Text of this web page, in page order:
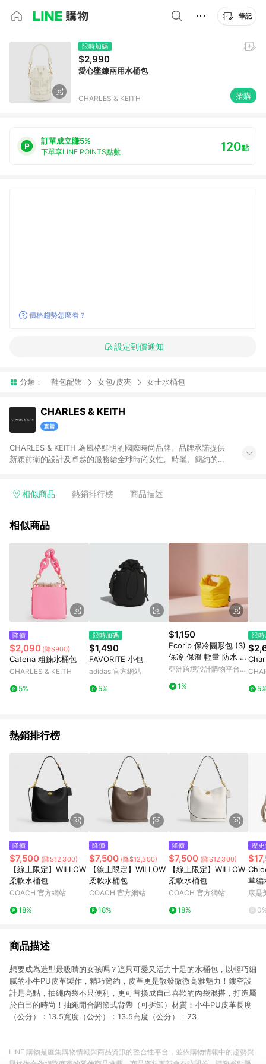
筆記
限時加碼
$2,990
愛心墜鍊兩用水桶包
CHARLES & KEITH 搶購
訂單成立賺5%
下單享LINE POINTS點數 120點
價格趨勢怎麼看？
設定到價通知
分類： 鞋包配飾 女包/皮夾 女士水桶包
CHARLES & KEITH
CHARLES & KEITH 為風格鮮明的國際時尚品牌。品牌承諾提供
新穎前衛的設計及卓越的服務給全球時尚女性。時髦、簡約的設
時內結帳才享有回饋，點數將於廠商出貨後 30天前後發送。若於
相似商品 熱銷排行榜 商品描述
相似商品
降價
$2,090 (降$900)
Catena 粗鍊水桶包
CHARLES & KEITH
5%
限時加碼
$1,490
FAVORITE 小包
adidas 官方網站
5%
$1,150
Ecorip 保冷圓形包 (S)
保冷 保溫 輕量 防水 可
整件水洗 日本
亞洲跨境設計購物平台
1%
限
熱銷排行榜
降價
$7,500 (降$12,300)
【線上限定】WILLOW
柔軟水桶包
COACH 官方網站
18%
降價
$7,500 (降$12,300)
【線上限定】WILLOW
柔軟水桶包
COACH 官方網站
18%
降價
$7,500 (降$12,300)
【線上限定】WILLOW
柔軟水桶包
COACH 官方網站
18%
歷
草編
康是
商品描述
想要成為造型最吸睛的女孩嗎？這只可愛又活力十足的水桶包，以輕巧細
膩的小牛PU皮革製作，精巧簡約，皮革更是散發微微高雅魅力！鏤空設
計是亮點，抽繩內袋不只便利，更可替換成自己喜歡的內袋混搭，打造屬
於自己的時尚！抽繩開合調節式背帶（可拆卸）材質：小牛PU皮革長度
（公分）：13.5寬度（公分）：13.5高度（公分）：23
LINE 購物是匯集購物情報與商品資訊的整合性平台，並依購物情報中的趨勢與